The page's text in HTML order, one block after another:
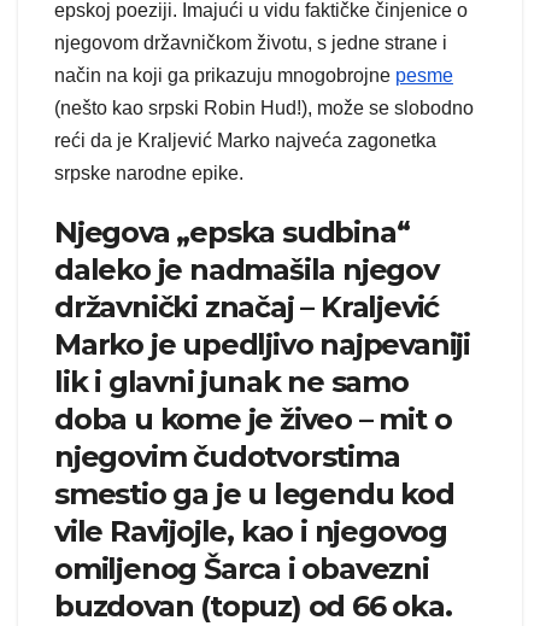
epskoj poeziji. Imajući u vidu faktičke činjenice o
njegovom državničkom životu, s jedne strane i
način na koji ga prikazuju mnogobrojne pesme
(nešto kao srpski Robin Hud!), može se slobodno
reći da je Kraljević Marko najveća zagonetka
srpske narodne epike.
Njegova „epska sudbina“
daleko je nadmašila njegov
državnički značaj – Kraljević
Marko je upedljivo najpevaniji
lik i glavni junak ne samo
doba u kome je živeo – mit o
njegovim čudotvorstima
smestio ga je u legendu kod
vile Ravijojle, kao i njegovog
omiljenog Šarca i obavezni
buzdovan (topuz) od 66 oka.